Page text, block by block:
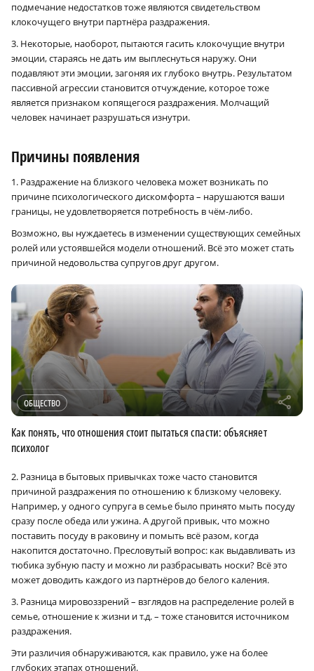
подмечание недостатков тоже являются свидетельством
клокочущего внутри партнёра раздражения.
3. Некоторые, наоборот, пытаются гасить клокочущие внутри
эмоции, стараясь не дать им выплеснуться наружу. Они
подавляют эти эмоции, загоняя их глубоко внутрь. Результатом
пассивной агрессии становится отчуждение, которое тоже
является признаком копящегося раздражения. Молчащий
человек начинает разрушаться изнутри.
Причины появления
1. Раздражение на близкого человека может возникать по
причине психологического дискомфорта – нарушаются ваши
границы, не удовлетворяется потребность в чём-либо.
Возможно, вы нуждаетесь в изменении существующих семейных
ролей или устоявшейся модели отношений. Всё это может стать
причиной недовольства супругов друг другом.
ОБЩЕСТВО r
Как понять, что отношения стоит пытаться спасти: объясняет
психолог
2. Разница в бытовых привычках тоже часто становится
причиной раздражения по отношению к близкому человеку.
Например, у одного супруга в семье было принято мыть посуду
сразу после обеда или ужина. А другой привык, что можно
поставить посуду в раковину и помыть всё разом, когда
накопится достаточно. Пресловутый вопрос: как выдавливать из
тюбика зубную пасту и можно ли разбрасывать носки? Всё это
может доводить каждого из партнёров до белого каления.
3. Разница мировоззрений – взглядов на распределение ролей в
семье, отношение к жизни и т.д. – тоже становится источником
раздражения.
Эти различия обнаруживаются, как правило, уже на более
глубоких этапах отношений.